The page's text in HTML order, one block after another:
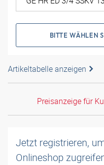
BITTE WÄHLEN
Artikeltabelle anzeigen
Preisanzeige für
Jetzt registrieren,
Onlineshop